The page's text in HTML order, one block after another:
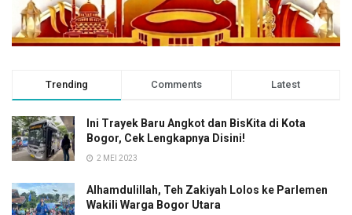
Trending Comments Latest
Ini Trayek Baru Angkot dan BisKita di Kota
Bogor, Cek Lengkapnya Disini!
2 MEI 2023
Alhamdulillah, Teh Zakiyah Lolos ke Parlemen
Wakili Warga Bogor Utara